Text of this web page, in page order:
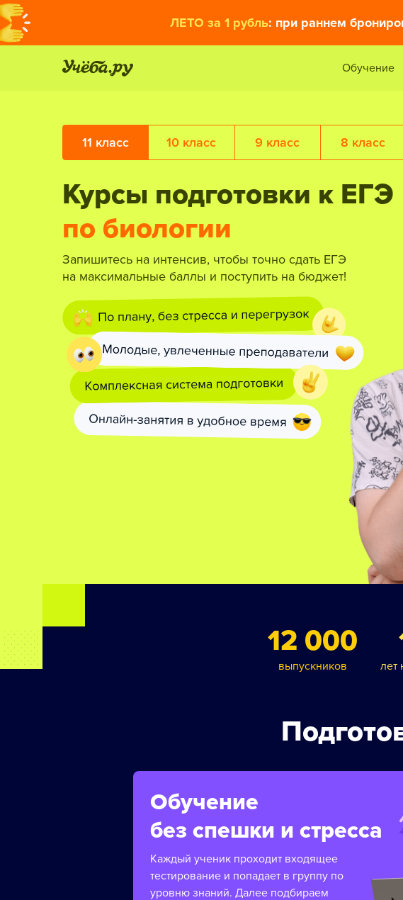
ЛЕТО за 1 рубль: при раннем
Обучение
11 класс 10 класс 9 класс 8 класс
Курсы подготовки к ЕГЭ
по биологии
Запишитесь на интенсив, чтобы точно сдать ЕГЭ
на максимальные баллы и поступить на бюджет!
12 000
выпускников лет
Обучение
без спешки и стресса
Каждый ученик проходит входящее
тестирование и попадает в группу по
уровню знаний. Далее подбираем